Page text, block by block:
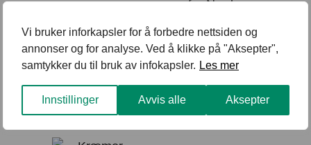
Vi bruker inforkapsler for å forbedre nettsiden og
annonser og for analyse. Ved å klikke på "Aksepter",
samtykker du til bruk av infokapsler. Les mer
Innstillinger Avvis alle Aksepter